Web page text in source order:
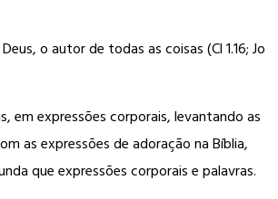
o autor de todas as coisas (Cl 1.16; Jo
em expressões corporais, levantando as
as expressões de adoração na Bíblia,
que expressões corporais e palavras.